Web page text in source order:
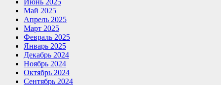
Май 2025
Апрель 2025
Март 2025
Февраль 2025
Январь 2025
Декабрь 2024
Ноябрь 2024
Октябрь 2024
Сентябрь 2024